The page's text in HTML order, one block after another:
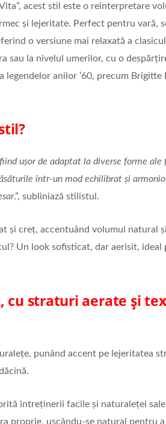
acest stil este o reinterpretare
și lejeritate. Perfect pentru vară,
o versiune mai relaxată a
sau la nivelul umerilor, cu o
legendelor anilor ’60, precum Brigitte
ușor de adaptat la diverse forme ale
într-un mod echilibrat și
.”, subliniază stilistul.
și creț, accentuând volumul natural
Un look sofisticat, dar aerisit, ideal
cu straturi aerate și
punând accent pe lejeritatea
întreținerii facile și naturaleței
proprie, uscându-se natural pentru